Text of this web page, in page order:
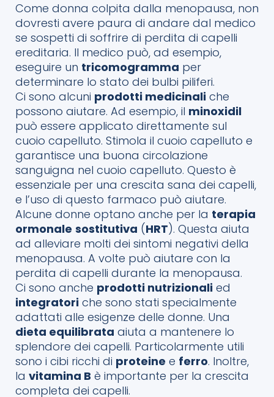
Come donna colpita dalla menopausa, non
dovresti avere paura di andare dal medico
se sospetti di soffrire di perdita di capelli
ereditaria. Il medico può, ad esempio,
eseguire un tricomogramma per
determinare lo stato dei bulbi piliferi.
Ci sono alcuni prodotti medicinali che
possono aiutare. Ad esempio, il minoxidil
può essere applicato direttamente sul
cuoio capelluto. Stimola il cuoio capelluto e
garantisce una buona circolazione
sanguigna nel cuoio capelluto. Questo è
essenziale per una crescita sana dei capelli,
e l’uso di questo farmaco può aiutare.
Alcune donne optano anche per la terapia
ormonale sostitutiva (HRT). Questa aiuta
ad alleviare molti dei sintomi negativi della
menopausa. A volte può aiutare con la
perdita di capelli durante la menopausa.
Ci sono anche prodotti nutrizionali ed
integratori che sono stati specialmente
adattati alle esigenze delle donne. Una
dieta equilibrata aiuta a mantenere lo
splendore dei capelli. Particolarmente utili
sono i cibi ricchi di proteine e ferro. Inoltre,
la vitamina B è importante per la crescita
completa dei capelli.